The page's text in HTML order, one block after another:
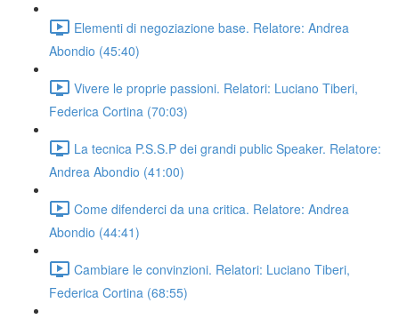
Elementi di negoziazione base. Relatore: Andrea
Abondio (45:40)
Vivere le proprie passioni. Relatori: Luciano Tiberi,
Federica Cortina (70:03)
La tecnica P.S.S.P dei grandi public Speaker. Relatore:
Andrea Abondio (41:00)
Come difenderci da una critica. Relatore: Andrea
Abondio (44:41)
Cambiare le convinzioni. Relatori: Luciano Tiberi,
Federica Cortina (68:55)